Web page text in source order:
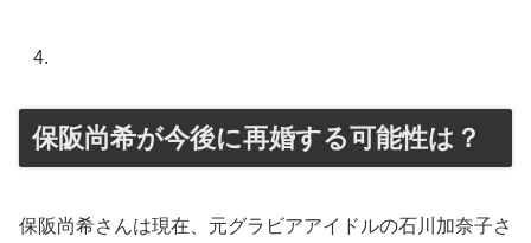
保阪尚希が今後に再婚する可能性は？
保阪尚希さんは現在、元グラビアアイドルの石川加奈子さ